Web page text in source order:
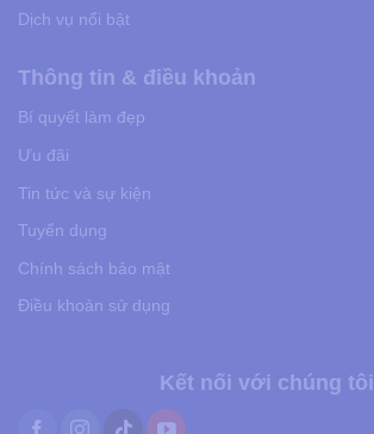
Dịch vụ nổi bật
Thông tin & điều khoản
Bí quyết làm đẹp
Ưu đãi
Tin tức và sự kiện
Tuyển dụng
Chính sách bảo mật
Điều khoản sử dụng
Kết nối với chúng tôi